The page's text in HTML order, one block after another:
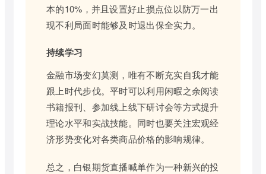
本的10%，并且设置好止损点位以防万一出
现不利局面时能够及时退出保全实力。
持续学习
金融市场变幻莫测，唯有不断充实自我才能
跟上时代步伐。平时可以利用闲暇之余阅读
书籍报刊、参加线上线下研讨会等方式提升
理论水平和实战技能。同时也要关注宏观经
济形势变化对各类商品价格的影响规律。
总之，白银期货直播喊单作为一种新兴的投